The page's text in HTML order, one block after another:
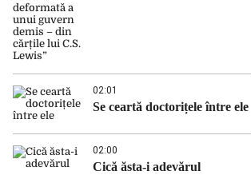
02:01
Se ceartă doctorițele între ele
02:00
Cică ăsta-i adevărul